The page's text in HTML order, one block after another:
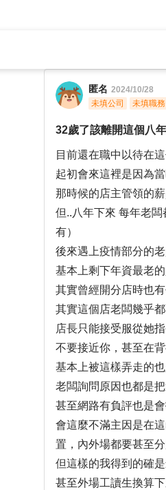
匿名 2024/10/28
未填公司
未填職務
32歲了該離開這個八
目前還在職中以待在
起初會來這裡是因為
那時候的店主管領的
但..八年下來 每年老
有）
後來遇上疫情部分的
基本上剩下年資最老
其實曾經開分店時也
其實這個店老闆幾乎
店長只能接受服從她
不要接近你，甚至在
基本上被這樣弄走的
老闆詢問原因也都是
甚至網路有負評也是
會這麼不滿主因是在
置，內外場都要甚至
但這樣的我得到的確
甚至外場工讀生換算